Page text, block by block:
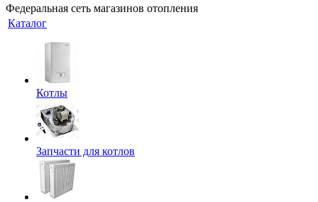
Федеральная сеть магазинов отопления
Каталог
Котлы
Запчасти для котлов